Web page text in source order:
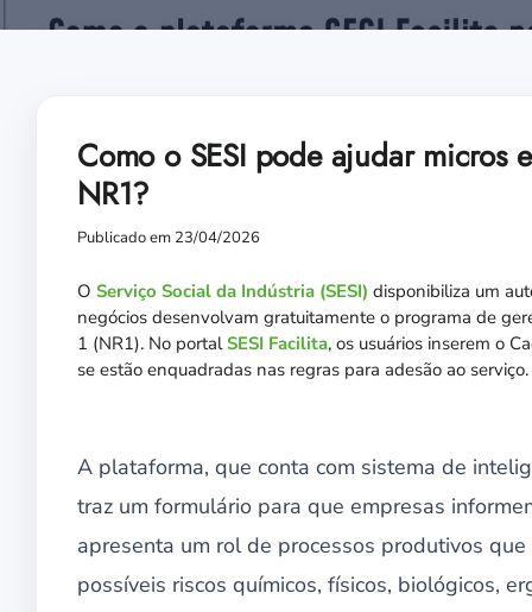
Como o SESI pode ajudar micros
NR1?
Publicado em 23/04/2026
O Serviço Social da Indústria (SESI) disponibiliza um
negócios desenvolvam gratuitamente o programa de
1 (NR1). No portalSESI Facilita, os usuários inserem o
se estão enquadradas nas regras para adesão ao serviço.
A plataforma, que conta com sistema de
traz um formulário para que empresas
apresenta um rol de processos produtivos
possíveis riscos químicos, físicos, biológicos,